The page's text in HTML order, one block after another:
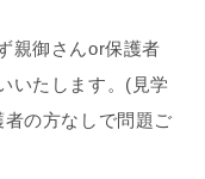
親御さんor保護者
いたします。(見学
の方なしで問題ご